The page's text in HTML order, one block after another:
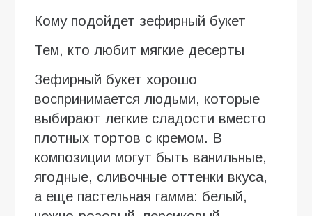
Кому подойдет зефирный букет
Тем, кто любит мягкие десерты
Зефирный букет хорошо
воспринимается людьми, которые
выбирают легкие сладости вместо
плотных тортов с кремом. В
композиции могут быть ванильные,
ягодные, сливочные оттенки вкуса,
а еще пастельная гамма: белый,